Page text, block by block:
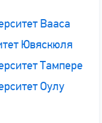
Вааса
Ювяскюля
Тампере
Оулу